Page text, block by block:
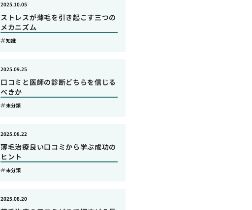
ストレスが薄毛を引き起こす三つの
メカニズム
2025.10.05
知識
口コミと医師の診断どちらを信じる
べきか
2025.09.25
未分類
薄毛治療良い口コミから学ぶ成功の
ヒント
2025.08.22
未分類
2025.08.20